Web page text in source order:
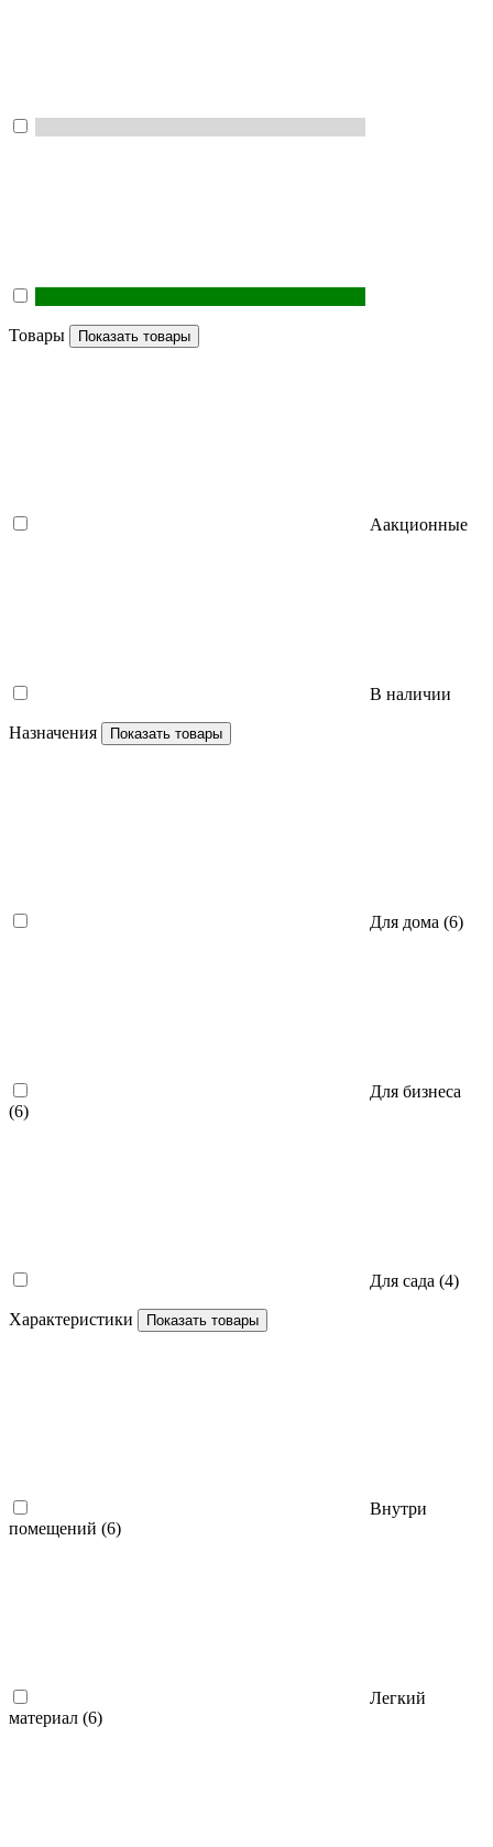
Товары Показать товары
Аакционные
В наличии
Назначения Показать товары
Для дома (6)
Для бизнеса
(6)
Для сада (4)
Характеристики Показать товары
Внутри
помещений (6)
Легкий
материал (6)